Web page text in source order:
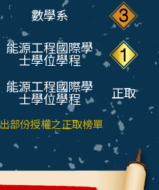
數學系
能源工程國際學
士學位學程
能源工程國際學
士學位學程
正取
部份授權之正取榜單